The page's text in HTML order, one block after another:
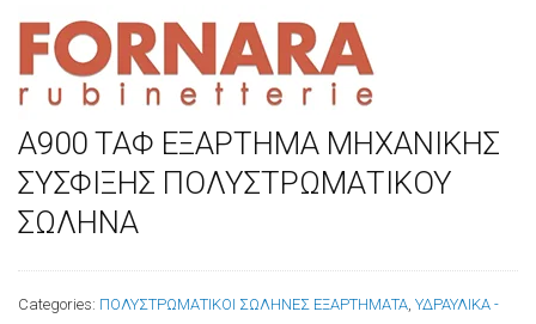
Α900 ΤΑΦ ΕΞΑΡΤΗΜΑ ΜΗΧΑΝΙΚΗΣ
ΣΥΣΦΙΞΗΣ ΠΟΛΥΣΤΡΩΜΑΤΙΚΟΥ
ΣΩΛΗΝΑ
Categories: ΠΟΛΥΣΤΡΩΜΑΤΙΚΟΙ ΣΩΛΗΝΕΣ ΕΞΑΡΤΗΜΑΤΑ ΥΔΡΑΥΛΙΚΑ -